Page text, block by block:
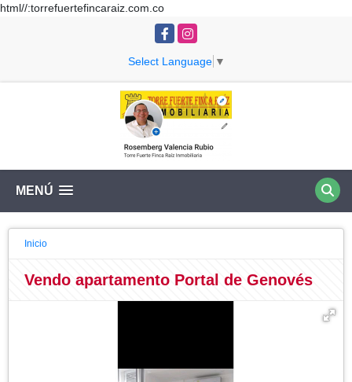
html//:torrefuertefincaraiz.com.co
FacebookInstagram
Select Language ▼
MENÚ
Inicio
Vendo apartamento Portal de Genovés